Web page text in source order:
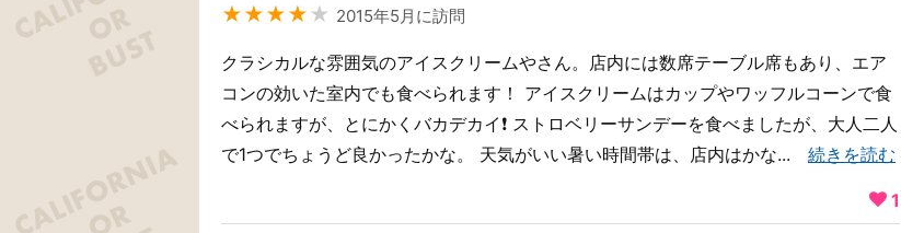
★★★★ ★ 2015年5月に訪問
クラシカルな雰囲気のアイスクリームやさん。店内には数席テーブル席もあり、エア
コンの効いた室内でも食べられます！ アイスクリームはカップやワッフルコーンで食
べられますが、とにかくバカデカイ❗ ストロベリーサンデーを食べましたが、大人二人
で1つでちょうど良かったかな。 天気がいい暑い時間帯は、店内はかな... 続きを読む
1